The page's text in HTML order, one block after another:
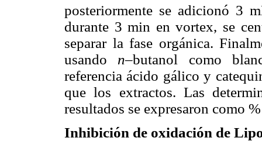
posteriormente se adicionó 3
durante 3 min en vortex, se
separar la fase orgánica.
usando n–butanol como
referencia ácido gálico y
que los extractos. Las
resultados se expresaron como
Inhibición de oxidación de